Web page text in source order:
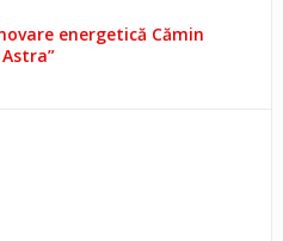
energetică Cămin